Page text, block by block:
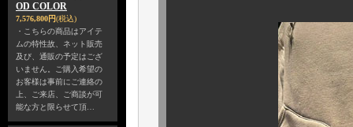
OD COLOR
7,576,800円(税込)
・こちらの商品はアイテ
ムの特性故、ネット販売
及び、通販の予定はござ
いません。ご購入希望の
お客様は事前にご連絡の
上、ご来店、ご商談が可
能な方と限らせて頂…